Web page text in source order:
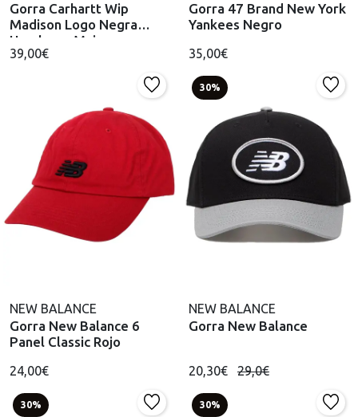
Gorra Carhartt Wip
Madison Logo Negra
Hombre y Mujer
39,00€
Gorra 47 Brand New York
Yankees Negro
35,00€
NEW BALANCE
Gorra New Balance 6
Panel Classic Rojo
24,00€
30%
NEW BALANCE
Gorra New Balance
20,30€ 29,0€
30% 30%